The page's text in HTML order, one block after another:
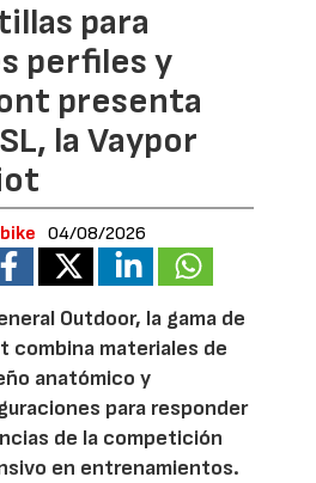
para
perfiles y
presenta
la Vaypor
04/08/2026
Outdoor, la gama de
combina materiales de
anatómico y
para responder
de la competición
en entrenamientos.